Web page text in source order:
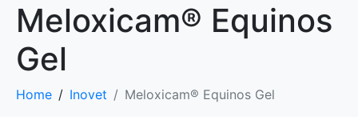
Meloxicam® Equinos
Gel
Home Inovet Meloxicam® Equinos Gel